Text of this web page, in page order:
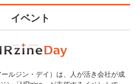
イベント
ルジン・デイ）は、人が活き会社が成